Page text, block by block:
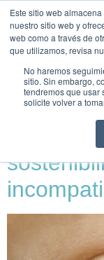
Este sitio web
nuestro sitio web y
web como a través de
que utilizamos, revisa
No haremos
sitio. Sin embargo,
tendremos que usar
solicite volver a
TE
Jordi
que la